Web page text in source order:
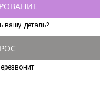
вашу деталь?